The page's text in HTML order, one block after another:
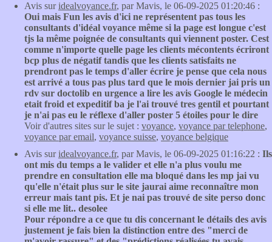
Avis suridealvoyance.fr, par Mavis, le 06-09-2025 01:20:46 :
Oui mais Fun les avis d'ici ne représentent pas tous les
consultants d'idéal voyance même si la page est longue c'est
tjs la même poignée de consultants qui viennent poster. Cest
comme n'importe quelle page les clients mécontents écriront
bcp plus de négatif tandis que les clients satisfaits ne
prendront pas le temps d'aller écrire je pense que cela nous
est arrivé a tous pas plus tard que le mois dernier jai pris un
rdv sur doctolib en urgence a lire les avis Google le médecin
etait froid et expeditif ba je l'ai trouvé tres gentil et pourtant
je n'ai pas eu le réflexe d'aller poster 5 étoiles pour le dire
Voir d'autres sites sur le sujet : voyance, voyance par telephone,
voyance par email, voyance suisse, voyance belgique
Avis suridealvoyance.fr, par Mavis, le 06-09-2025 01:16:22 : Ils
ont mis du temps a le valider et elle n'a plus voulu me
prendre en consultation elle ma bloqué dans les mp jai vu
qu'elle n'était plus sur le site jaurai aime reconnaître mon
erreur mais tant pis. Et je nai pas trouvé de site perso donc
si elle me lit.. desolee
Pour répondre a ce que tu dis concernant le détails des avis
justement je fais bien la distinction entre des "merci de